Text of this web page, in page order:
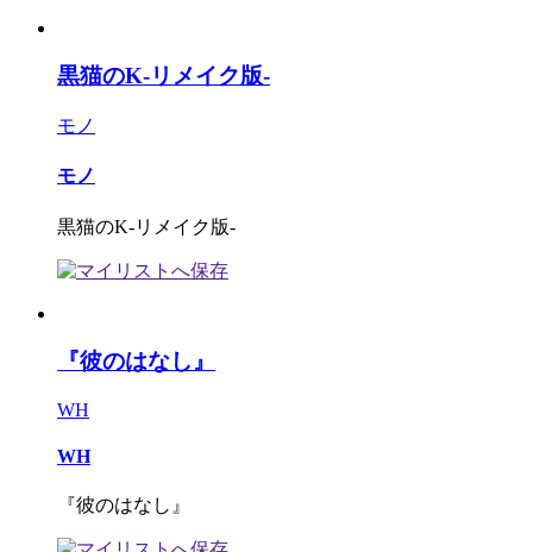
黒猫のK-リメイク版-
モノ
モノ
黒猫のK-リメイク版-
『彼のはなし』
WH
WH
『彼のはなし』